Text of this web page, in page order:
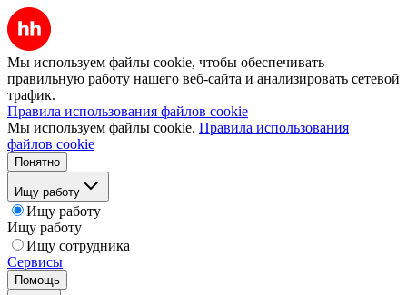
Мы используем файлы cookie, чтобы обеспечивать
правильную работу нашего веб-сайта и анализировать сетевой
трафик.
Правила использования файлов cookie
Мы используем файлы cookie. Правила использования
файлов cookie
Понятно
Ищу работу
Ищу работу
Ищу работу
Ищу сотрудника
Сервисы
Помощь